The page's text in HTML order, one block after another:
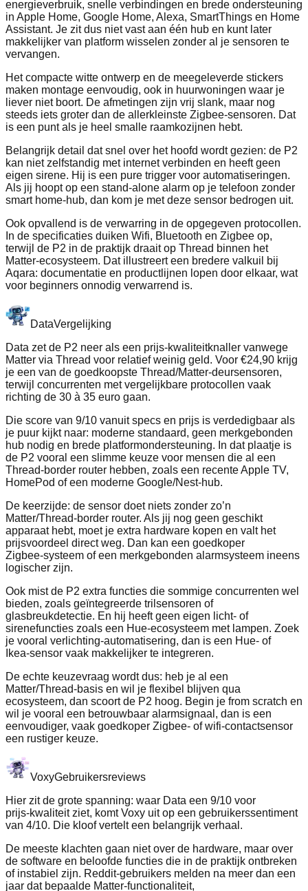
energieverbruik, snelle verbindingen en brede ondersteuning
in Apple Home, Google Home, Alexa, SmartThings en Home
Assistant. Je zit dus niet vast aan één hub en kunt later
makkelijker van platform wisselen zonder al je sensoren te
vervangen.
Het compacte witte ontwerp en de meegeleverde stickers
maken montage eenvoudig, ook in huurwoningen waar je
liever niet boort. De afmetingen zijn vrij slank, maar nog
steeds iets groter dan de allerkleinste Zigbee‑sensoren. Dat
is een punt als je heel smalle raamkozijnen hebt.
Belangrijk detail dat snel over het hoofd wordt gezien: de P2
kan niet zelfstandig met internet verbinden en heeft geen
eigen sirene. Hij is een pure trigger voor automatiseringen.
Als jij hoopt op een stand‑alone alarm op je telefoon zonder
smart home‑hub, dan kom je met deze sensor bedrogen uit.
Ook opvallend is de verwarring in de opgegeven protocollen.
In de specificaties duiken Wifi, Bluetooth en Zigbee op,
terwijl de P2 in de praktijk draait op Thread binnen het
Matter‑ecosysteem. Dat illustreert een bredere valkuil bij
Aqara: documentatie en productlijnen lopen door elkaar, wat
voor beginners onnodig verwarrend is.
DataVergelijking
Data zet de P2 neer als een prijs‑kwaliteitknaller vanwege
Matter via Thread voor relatief weinig geld. Voor €24,90 krijg
je een van de goedkoopste Thread/Matter‑deursensoren,
terwijl concurrenten met vergelijkbare protocollen vaak
richting de 30 à 35 euro gaan.
Die score van 9/10 vanuit specs en prijs is verdedigbaar als
je puur kijkt naar: moderne standaard, geen merkgebonden
hub nodig en brede platformondersteuning. In dat plaatje is
de P2 vooral een slimme keuze voor mensen die al een
Thread‑border router hebben, zoals een recente Apple TV,
HomePod of een moderne Google/Nest‑hub.
De keerzijde: de sensor doet niets zonder zo’n
Matter/Thread‑border router. Als jij nog geen geschikt
apparaat hebt, moet je extra hardware kopen en valt het
prijsvoordeel direct weg. Dan kan een goedkoper
Zigbee‑systeem of een merkgebonden alarmsysteem ineens
logischer zijn.
Ook mist de P2 extra functies die sommige concurrenten wel
bieden, zoals geïntegreerde trilsensoren of
glasbreukdetectie. En hij heeft geen eigen licht‑ of
sirenefuncties zoals een Hue‑ecosysteem met lampen. Zoek
je vooral verlichting‑automatisering, dan is een Hue‑ of
Ikea‑sensor vaak makkelijker te integreren.
De echte keuzevraag wordt dus: heb je al een
Matter/Thread‑basis en wil je flexibel blijven qua
ecosysteem, dan scoort de P2 hoog. Begin je from scratch en
wil je vooral een betrouwbaar alarmsignaal, dan is een
eenvoudiger, vaak goedkoper Zigbee‑ of wifi‑contactsensor
een rustiger keuze.
VoxyGebruikersreviews
Hier zit de grote spanning: waar Data een 9/10 voor
prijs‑kwaliteit ziet, komt Voxy uit op een gebruikerssentiment
van 4/10. Die kloof vertelt een belangrijk verhaal.
De meeste klachten gaan niet over de hardware, maar over
de software en beloofde functies die in de praktijk ontbreken
of instabiel zijn. Reddit‑gebruikers melden na meer dan een
jaar dat bepaalde Matter‑functionaliteit,